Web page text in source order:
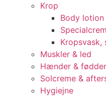
Krop
Body lotion
Kropsvask,
Muskler & led
Hænder & fødder
Solcreme &
Hygiejne